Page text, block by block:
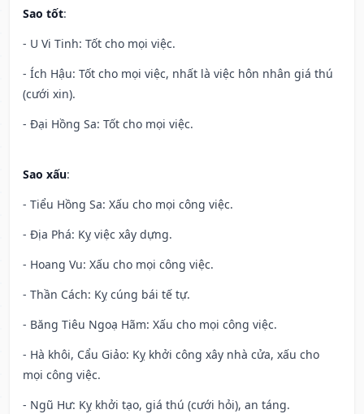
Sao tốt:
- U Vi Tinh: Tốt cho mọi việc.
- Ích Hậu: Tốt cho mọi việc, nhất là việc hôn nhân giá thú
(cưới xin).
- Đại Hồng Sa: Tốt cho mọi việc.
Sao xấu:
- Tiểu Hồng Sa: Xấu cho mọi công việc.
- Địa Phá: Kỵ việc xây dựng.
- Hoang Vu: Xấu cho mọi công việc.
- Thần Cách: Kỵ cúng bái tế tự.
- Băng Tiêu Ngoạ Hãm: Xấu cho mọi công việc.
- Hà khôi, Cẩu Giảo: Kỵ khởi công xây nhà cửa, xấu cho
mọi công việc.
- Ngũ Hư: Kỵ khởi tạo, giá thú (cưới hỏi), an táng.